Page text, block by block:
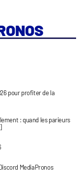
pour profiter de la
: quand les parieurs
MediaPronos